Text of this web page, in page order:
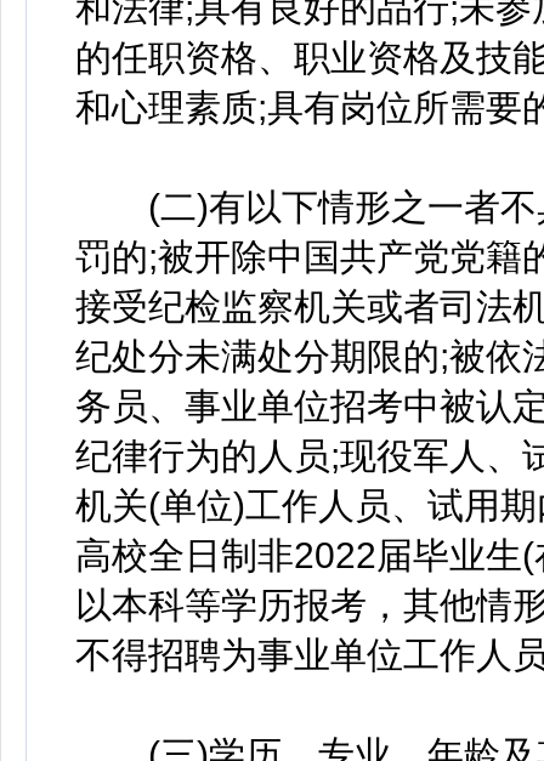
的任职资格、职业资格及技
和心理素质;具有岗位所需要
(二)有以下情形之一者不
罚的;被开除中国共产党党籍
接受纪检监察机关或者司法
纪处分未满处分期限的;被依
务员、事业单位招考中被认
纪律行为的人员;现役军人、
机关(单位)工作人员、试用
高校全日制非2022届毕业生
以本科等学历报考，其他情
不得招聘为事业单位工作人